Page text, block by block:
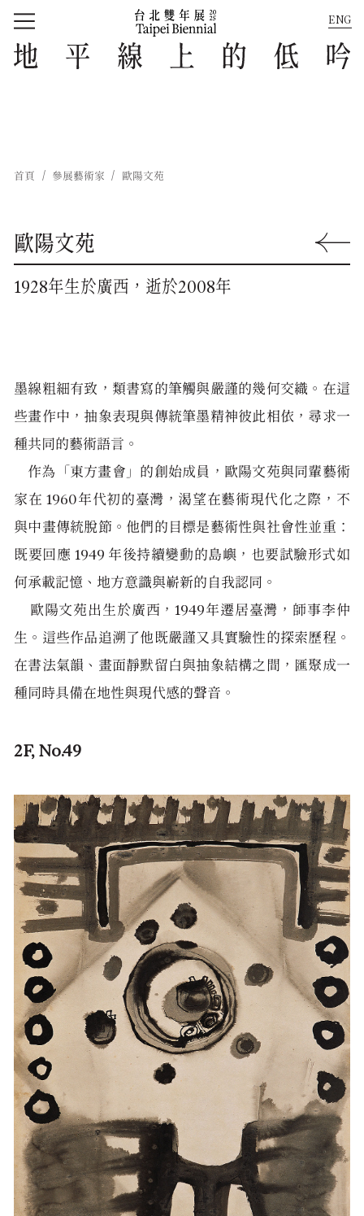
回到首頁
ENG
首頁 參展藝術家 歐陽文苑
歐陽文苑 回到上一
1928年生於廣西，逝於2008年
墨線粗細有致，類書寫的筆觸與嚴謹的幾何交織。在這
些畫作中，抽象表現與傳統筆墨精神彼此相依，尋求一
種共同的藝術語言。
作為「東方畫會」的創始成員，歐陽文苑與同輩藝術
家在 1960年代初的臺灣，渴望在藝術現代化之際，不
與中畫傳統脫節。他們的目標是藝術性與社會性並重：
既要回應 1949 年後持續變動的島嶼，也要試驗形式如
何承載記憶、地方意識與嶄新的自我認同。
歐陽文苑出生於廣西，1949年遷居臺灣，師事李仲
生。這些作品追溯了他既嚴謹又具實驗性的探索歷程。
在書法氣韻、畫面靜默留白與抽象結構之間，匯聚成一
種同時具備在地性與現代感的聲音。
2F, No.49